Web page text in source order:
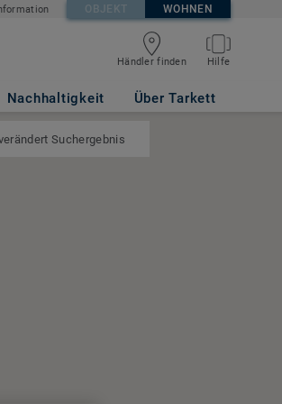
OBJEKT WOHNEN
Händler finden Hilfe
Nachhaltigkeit Über Tarkett
Suchergebnis